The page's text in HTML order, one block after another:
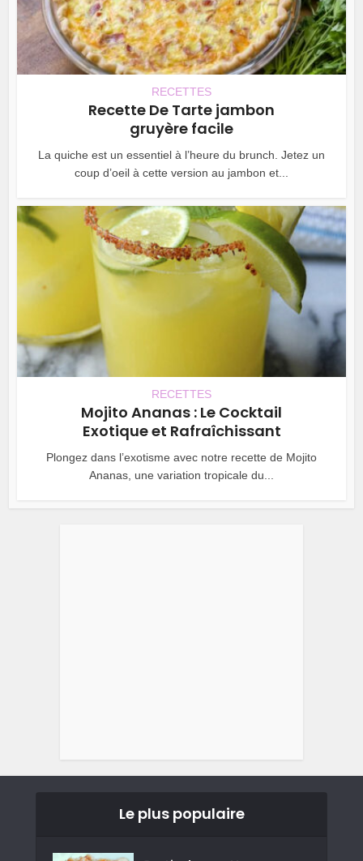
RECETTES
Recette De Tarte jambon
gruyère facile
La quiche est un essentiel à l’heure du brunch. Jetez un
coup d’oeil à cette version au jambon et...
RECETTES
Mojito Ananas : Le Cocktail
Exotique et Rafraîchissant
Plongez dans l’exotisme avec notre recette de Mojito
Ananas, une variation tropicale du...
Le plus populaire